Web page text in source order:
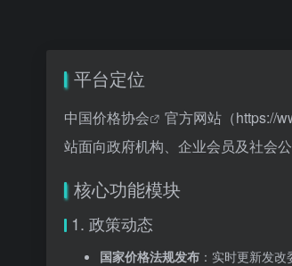
平台定位
中国价格协会 官方网站（https://
站面向政府机构、企业会员及社会
核心功能模块
1. 政策动态
国家价格法规发布 ：实时更新发